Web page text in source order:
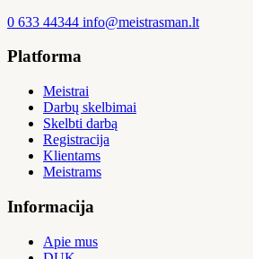
0 633 44344 info@meistrasman.lt
Platforma
Meistrai
Darbų skelbimai
Skelbti darbą
Registracija
Klientams
Meistrams
Informacija
Apie mus